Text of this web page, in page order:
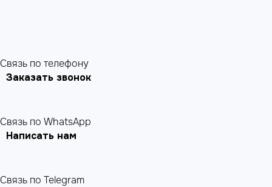
Cвязь по телефону
Заказать звонок
Связь по WhatsApp
Написать нам
Связь по Telegram